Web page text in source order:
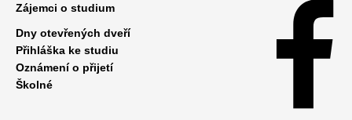
Zájemci o studium
Dny otevřených dveří
Přihláška ke studiu
Oznámení o přijetí
Školné